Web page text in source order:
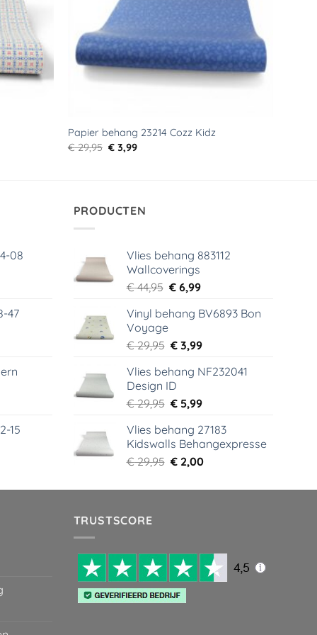
Papier behang 23214 Cozz Kidz
€29,95 Oorspronkelijke
prijs
€ 3,99Huidige
08
47
15
PRODUCTEN
Vlies behang 883112
Wallcoverings
€44,95 Oorspronkelijke
was:
€ 6,99Huidige
is:
Vinyl behang BV6893 Bon
Voyage
€29,95 Oorspronkelijke
was:
€ 29,95.
€ 3,99Huidige
is:
Vlies behang NF232041
Design ID
€29,95 Oorspronkelijke
was:
€ 29,95.
€ 5,99Huidige
is:
€ 5,99.
Vlies behang 27183
Kidswalls Behangexpresse
€29,95 Oorspronkelijke
was:
€ 2,00Huidige
is:
TRUSTSCORE